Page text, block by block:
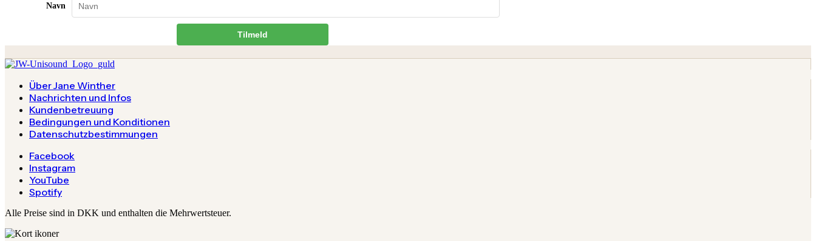
Navn
Tilmeld
Über Jane Winther
Nachrichten und Infos
Kundenbetreuung
Bedingungen und Konditionen
Datenschutzbestimmungen
Facebook
Instagram
YouTube
Spotify
Alle Preise sind in DKK und enthalten die Mehrwertsteuer.